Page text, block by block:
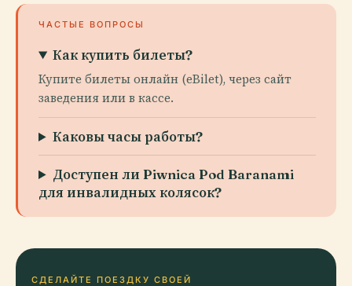
ЧАСТЫЕ ВОПРОСЫ
Как купить билеты?
Купите билеты онлайн (eBilet), через сайт
заведения или в кассе.
Каковы часы работы?
Доступен ли Piwnica Pod Baranami
для инвалидных колясок?
СДЕЛАЙТЕ ПОЕЗДКУ СВОЕЙ